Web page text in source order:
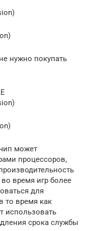
нужно покупать
может
процессоров,
время игр более
для
то время как
использовать
срока службы